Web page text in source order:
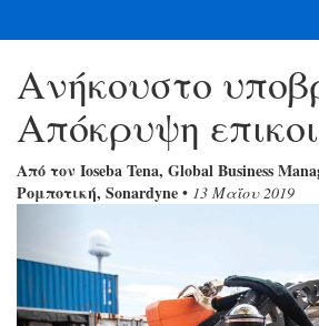
Ανήκουστο
Απόκρυψη
Από τον Ioseba Tena, Global Business
Ρομποτική, Sonardyne • 13 Μαΐου 2019